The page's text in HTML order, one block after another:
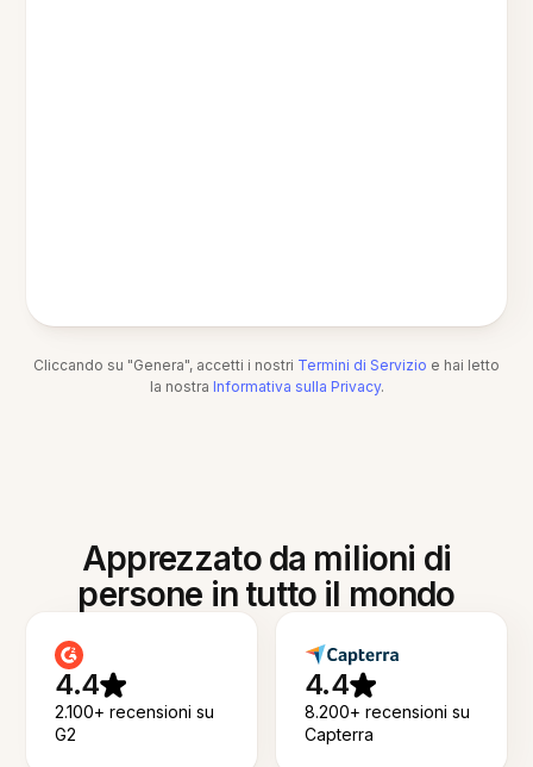
Cliccando su "Genera", accetti i nostri Termini di Servizio e hai letto
la nostra Informativa sulla Privacy.
Apprezzato da milioni di
persone in tutto il mondo
4.4
2.100+ recensioni su
G2
4.4
8.200+ recensioni su
Capterra